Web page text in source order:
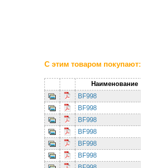
С этим товаром покупают:
Наименование
BF998
BF998
BF998
BF998
BF998
BF998